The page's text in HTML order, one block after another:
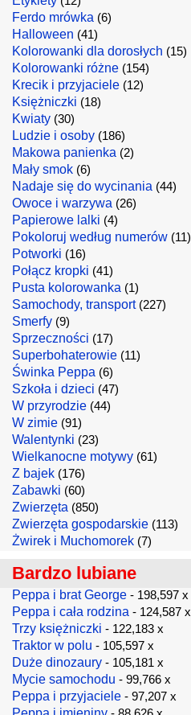
Ferdo mrówka (6)
Halloween (41)
Kolorowanki dla dorosłych (15)
Kolorowanki różne (154)
Krecik i przyjaciele (12)
Księżniczki (18)
Kwiaty (30)
Ludzie i osoby (186)
Makowa panienka (2)
Mały smok (6)
Nadaje się do wycinania (44)
Owoce i warzywa (26)
Papierowe lalki (4)
Pokoloruj według numerów (11)
Potworki (16)
Połącz kropki (41)
Pusta kolorowanka (1)
Samochody, transport(227)
Smerfy (9)
Sprzeczności (17)
Superbohaterowie (11)
Świnka Peppa (6)
Szkoła i dzieci (47)
W przyrodzie (44)
W zimie (91)
Walentynki (23)
Wielkanocne motywy (61)
Z bajek (176)
Zabawki (60)
Zwierzęta (850)
Zwierzęta gospodarskie (113)
Żwirek i Muchomorek (7)
Bardzo lubiane
Peppa i brat George - 198,597 x
Peppa i cała rodzina - 124,587 x
Trzy księżniczki - 122,183 x
Traktor w polu - 105,597 x
Duże dinozaury - 105,181 x
Mycie samochodu - 99,766 x
Peppa i przyjaciele - 97,207 x